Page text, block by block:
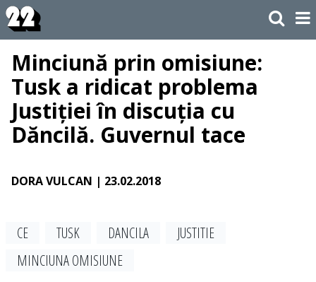
Minciună prin omisiune:
Tusk a ridicat problema
Justiției în discuția cu
Dăncilă. Guvernul tace
DORA VULCAN | 23.02.2018
CE TUSK DANCILA
JUSTITIE
MINCIUNA OMISIUNE